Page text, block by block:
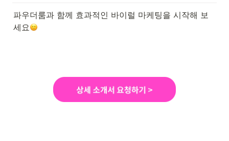
파우더룸과 함께 효과적인 바이럴 마케팅을 시작해 보
세요